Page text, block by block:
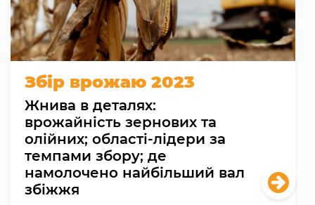
Збір врожаю 2023
Жнива в деталях:
врожайність зернових та
олійних; області-лідери за
темпами збору; де
намолочено найбільший вал
збіжжя